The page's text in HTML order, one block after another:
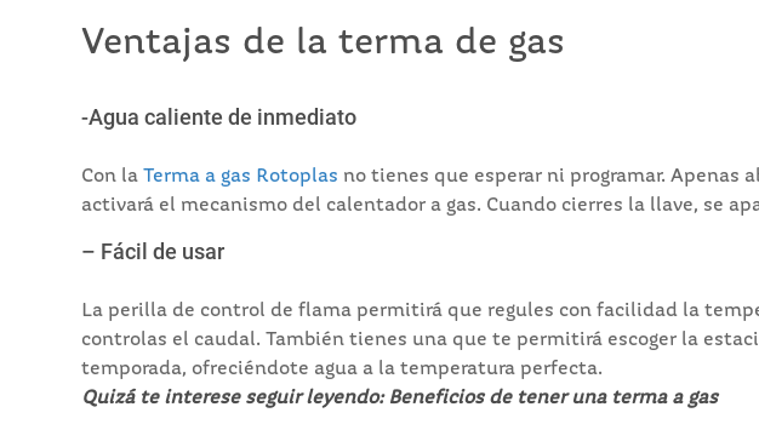
Ventajas de la terma de gas
-Agua caliente de inmediato
Con la Terma a gas Rotoplas no tienes que esperar ni programar. Apenas
activará el mecanismo del calentador a gas. Cuando cierres la llave, se
– Fácil de usar
La perilla de control de flama permitirá que regules con facilidad la
controlas el caudal. También tienes una que te permitirá escoger la
temporada, ofreciéndote agua a la temperatura perfecta.
Quizá te interese seguir leyendo: Beneficios de tener una terma a gas